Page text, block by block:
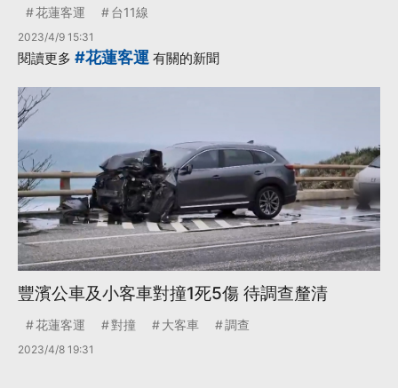
花蓮客運 台11線
2023/4/9 15:31
閱讀更多 #花蓮客運 有關的新聞
豐濱公車及小客車對撞1死5傷 待調查釐清
花蓮客運 對撞 大客車 調查
2023/4/8 19:31